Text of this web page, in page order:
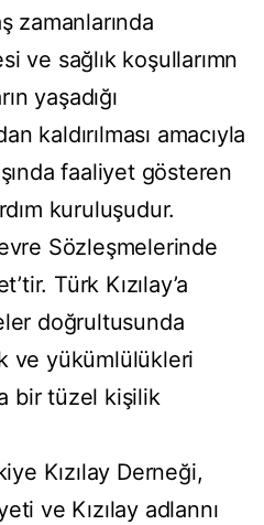
zamanlarında
ve sağlık koşullarımn
yaşadığı
kaldırılması amacıyla
faaliyet gösteren
kuruluşudur.
Sözleşmelerinde
Türk Kızılay’a
doğrultusunda
ve yükümlülükleri
bir tüzel kişilik
Kızılay Derneği,
ve Kızılay adlannı